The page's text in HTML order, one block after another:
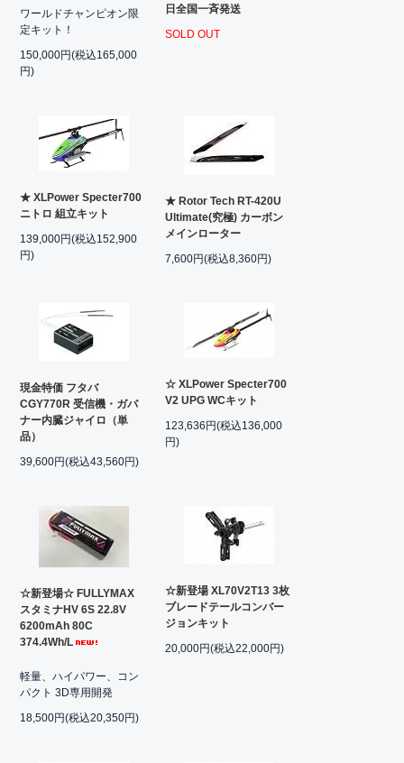
ワールドチャンピオン限
定キット！
150,000円(税込165,000
円)
日全国一斉発送
SOLD OUT
★ XLPower Specter700
ニトロ 組立キット
139,000円(税込152,900
円)
★ Rotor Tech RT-420U
Ultimate(究極) カーボン
メインローター
7,600円(税込8,360円)
現金特価 フタバ
CGY770R 受信機・ガバ
ナー内臓ジャイロ（単
品）
39,600円(税込43,560円)
☆ XLPower Specter700
V2 UPG WCキット
123,636円(税込136,000
円)
☆新登場☆ FULLYMAX
スタミナHV 6S 22.8V
6200mAh 80C
374.4Wh/L
軽量、ハイパワー、コン
パクト 3D専用開発
18,500円(税込20,350円)
☆新登場 XL70V2T13 3枚
ブレードテールコンバー
ジョンキット
20,000円(税込22,000円)